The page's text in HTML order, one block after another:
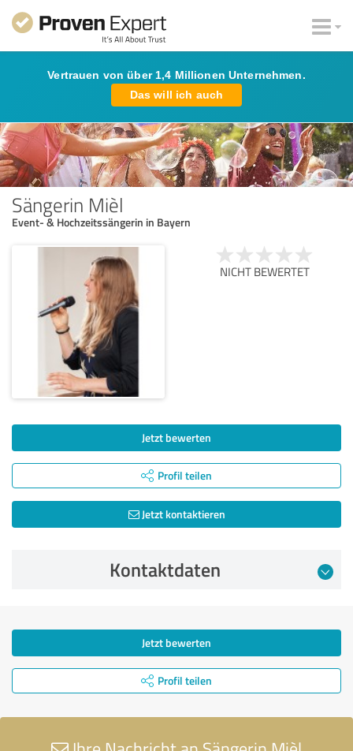
Vertrauen von über 1,4 Millionen Unternehmen.
Das will ich auch
Sängerin Mièl
Event- & Hochzeitssängerin in Bayern
NICHT BEWERTET
Jetzt bewerten
Profil teilen
Jetzt kontaktieren
Kontaktdaten
Jetzt bewerten
Profil teilen